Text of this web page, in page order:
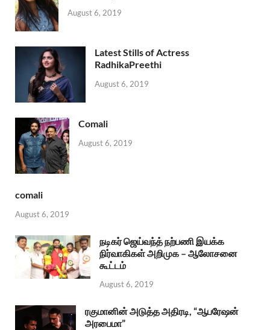
August 6, 2019
Latest Stills of Actress
RadhikaPreethi
August 6, 2019
Comali
August 6, 2019
comali
August 6, 2019
நடிகர் ஜெய்வந்த் நற்பணி இயக்க
நிர்வாகிகள் அறிமுக – ஆலோசனை
கூட்டம்
August 6, 2019
ரகுமானின் அடுத்த அதிரடி, “ஆபரேஷன்
அரபைமா”